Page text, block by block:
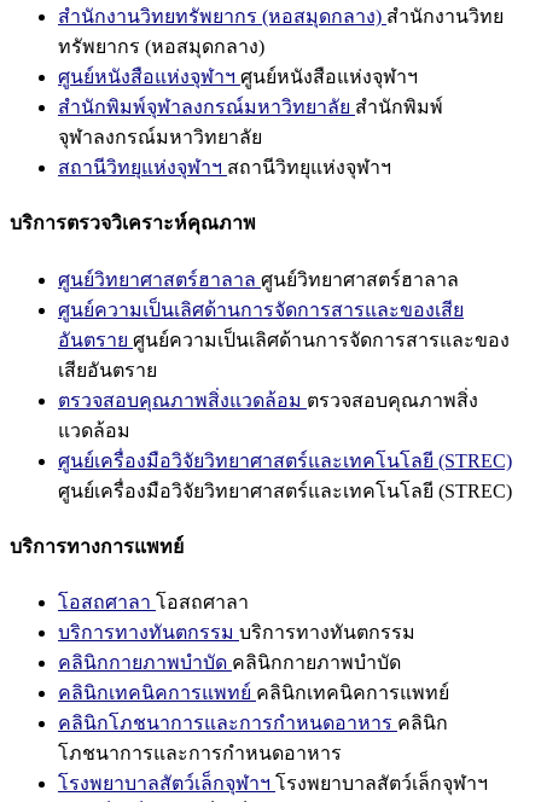
สำนักงานวิทยทรัพยากร (หอสมุดกลาง) สำนักงานวิทย
ทรัพยากร (หอสมุดกลาง)
ศูนย์หนังสือแห่งจุฬาฯ ศูนย์หนังสือแห่งจุฬาฯ
สำนักพิมพ์จุฬาลงกรณ์มหาวิทยาลัย สำนักพิมพ์
จุฬาลงกรณ์มหาวิทยาลัย
สถานีวิทยุแห่งจุฬาฯ สถานีวิทยุแห่งจุฬาฯ
บริการตรวจวิเคราะห์คุณภาพ
ศูนย์วิทยาศาสตร์ฮาลาล ศูนย์วิทยาศาสตร์ฮาลาล
ศูนย์ความเป็นเลิศด้านการจัดการสารและของเสีย
อันตราย ศูนย์ความเป็นเลิศด้านการจัดการสารและของ
เสียอันตราย
ตรวจสอบคุณภาพสิ่งแวดล้อม ตรวจสอบคุณภาพสิ่ง
แวดล้อม
ศูนย์เครื่องมือวิจัยวิทยาศาสตร์และเทคโนโลยี (STREC)
ศูนย์เครื่องมือวิจัยวิทยาศาสตร์และเทคโนโลยี (STREC)
บริการทางการแพทย์
โอสถศาลา โอสถศาลา
บริการทางทันตกรรม บริการทางทันตกรรม
คลินิกกายภาพบำบัด คลินิกกายภาพบำบัด
คลินิกเทคนิคการแพทย์ คลินิกเทคนิคการแพทย์
คลินิกโภชนาการและการกำหนดอาหาร คลินิก
โภชนาการและการกำหนดอาหาร
โรงพยาบาลสัตว์เล็กจุฬาฯ โรงพยาบาลสัตว์เล็กจุฬาฯ